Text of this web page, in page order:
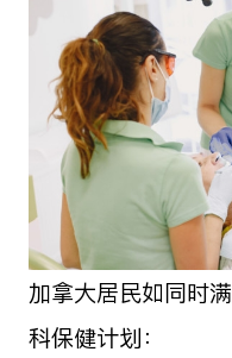
加拿大居民如同时
科保健计划：